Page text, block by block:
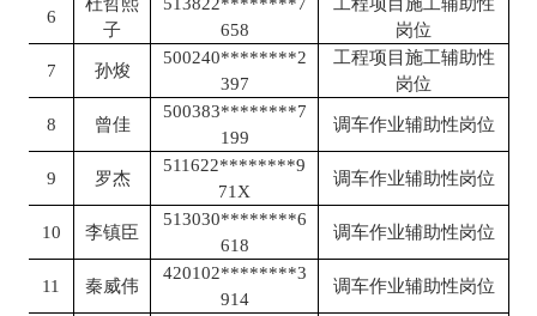
6
子
658
岗位
7 孙焌
500240********2
397
工程项目施工辅助性
岗位
8 曾佳
500383********7
199
调车作业辅助性岗位
9 罗杰
511622********9
71X
调车作业辅助性岗位
10 李镇臣
513030********6
618
调车作业辅助性岗位
11 秦威伟
420102********3
914
调车作业辅助性岗位